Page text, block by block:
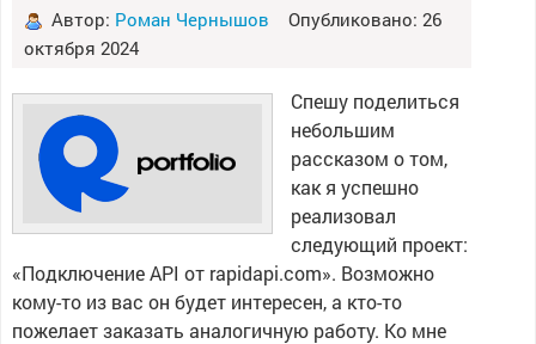
Автор: Роман Чернышов Опубликовано: 26
октября 2024
Спешу поделиться
небольшим
рассказом о том,
как я успешно
реализовал
следующий проект:
«Подключение API от rapidapi.com». Возможно
кому-то из вас он будет интересен, а кто-то
пожелает заказать аналогичную работу. Ко мне